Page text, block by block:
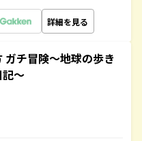
詳細を見る
ガチ冒険～地球の歩き
～